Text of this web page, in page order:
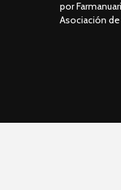
por
Asociación de